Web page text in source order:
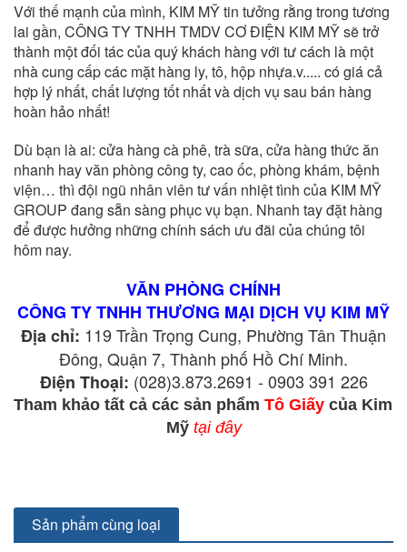
Với thế mạnh của mình, KIM MỸ tin tưởng rằng trong tương
lai gần, CÔNG TY TNHH TMDV CƠ ĐIỆN KIM MỸ sẽ trở
thành một đối tác của quý khách hàng với tư cách là một
nhà cung cấp các mặt hàng ly, tô, hộp nhựa.v..... có giá cả
hợp lý nhất, chất lượng tốt nhất và dịch vụ sau bán hàng
hoàn hảo nhất!
Dù bạn là ai: cửa hàng cà phê, trà sữa, cửa hàng thức ăn
nhanh hay văn phòng công ty, cao ốc, phòng khám, bệnh
viện… thì đội ngũ nhân viên tư vấn nhiệt tình của KIM MỸ
GROUP đang sẵn sàng phục vụ bạn. Nhanh tay đặt hàng
để được hưởng những chính sách ưu đãi của chúng tôi
hôm nay.
VĂN PHÒNG CHÍNH
CÔNG TY TNHH THƯƠNG MẠI DỊCH VỤ KIM MỸ
Địa chỉ: 119 Trần Trọng Cung, Phường Tân Thuận
Đông, Quận 7, Thành phố Hồ Chí Minh.
Điện Thoại: (028)3.873.2691 - 0903 391 226
Tham khảo tất cả các sản phẩm Tô Giấy của Kim
Mỹ tại đây
Sản phẩm cùng loại